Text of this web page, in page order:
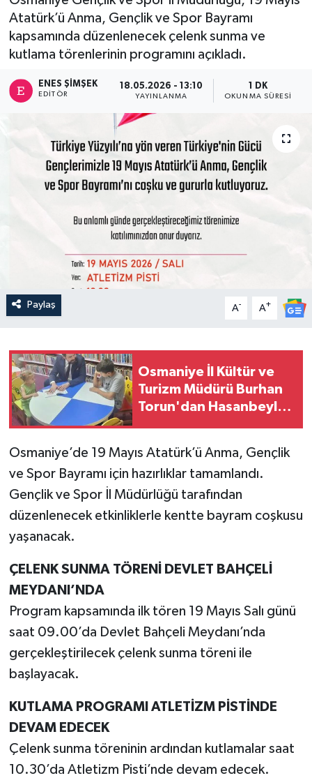
Atatürk’ü Anma, Gençlik ve Spor Bayramı
kapsamında düzenlenecek çelenk sunma ve
kutlama törenlerinin programını açıkladı.
ENES ŞIMŞEK
EDITÖR
18.05.2026 - 13:10
YAYINLANMA
1 DK
OKUNMA SÜRESI
Paylaş A- A+
Osmaniye İl Kültür ve
Turizm Müdürü Burhan
Torun'dan Hasanbeyli
Osmaniye’de 19 Mayıs Atatürk’ü Anma, Gençlik
ve Spor Bayramı için hazırlıklar tamamlandı.
Gençlik ve Spor İl Müdürlüğü tarafından
düzenlenecek etkinliklerle kentte bayram coşkusu
yaşanacak.
ÇELENK SUNMA TÖRENİ DEVLET BAHÇELİ
MEYDANI’NDA
Program kapsamında ilk tören 19 Mayıs Salı günü
saat 09.00’da Devlet Bahçeli Meydanı’nda
gerçekleştirilecek çelenk sunma töreni ile
başlayacak.
KUTLAMA PROGRAMI ATLETİZM PİSTİNDE
DEVAM EDECEK
Çelenk sunma töreninin ardından kutlamalar saat
10.30’da Atletizm Pisti’nde devam edecek.